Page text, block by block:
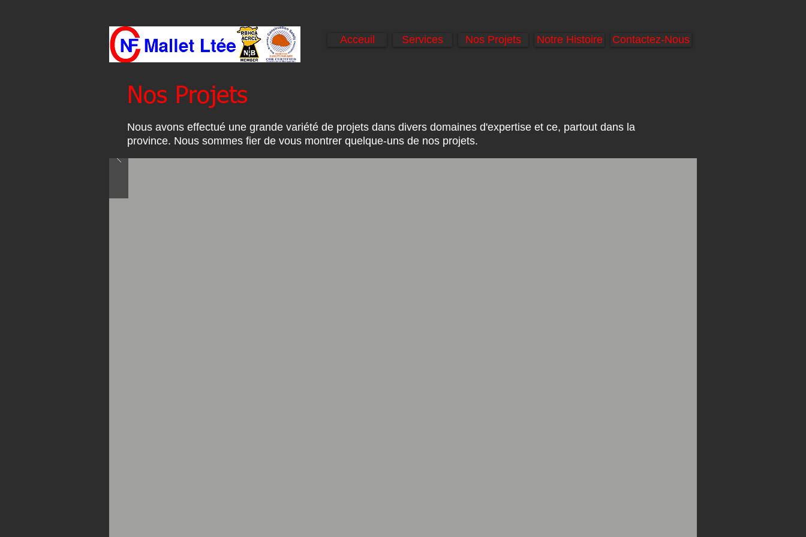
Acceuil Services Nos Projets Notre Histoire Contactez-Nous
Nos Projets
Nous avons effectué une grande variété de projets dans divers domaines d'expertise et ce, partout dans la
province. Nous sommes fier de vous montrer quelque-uns de nos projets.